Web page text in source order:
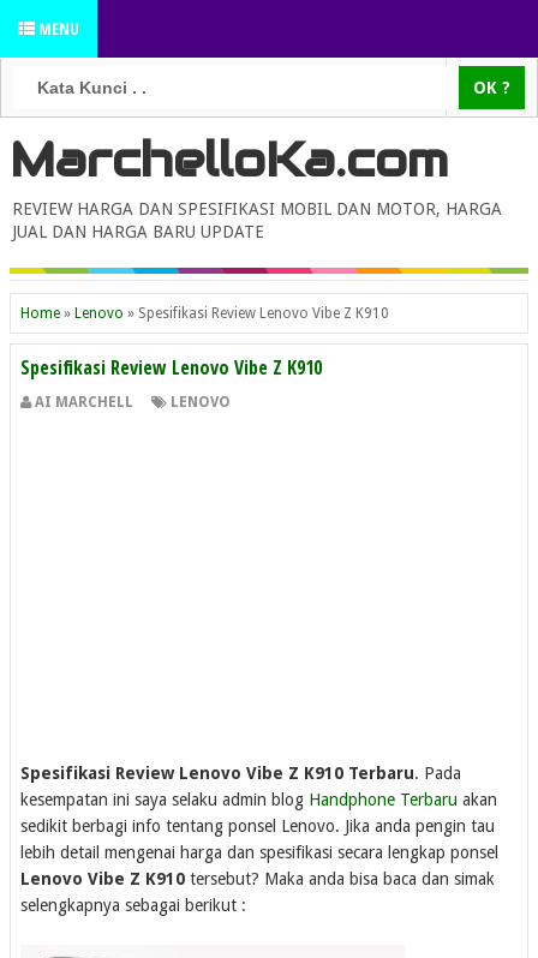
MENU
MarchelloKa.com
REVIEW HARGA DAN SPESIFIKASI MOBIL DAN MOTOR, HARGA
JUAL DAN HARGA BARU UPDATE
Home » Lenovo » Spesifikasi Review Lenovo Vibe Z K910
Spesifikasi Review Lenovo Vibe Z K910
AI MARCHELL LENOVO
Spesifikasi Review Lenovo Vibe Z K910 Terbaru. Pada
kesempatan ini saya selaku admin blog Handphone Terbaru akan
sedikit berbagi info tentang ponsel Lenovo. Jika anda pengin tau
lebih detail mengenai harga dan spesifikasi secara lengkap ponsel
Lenovo Vibe Z K910 tersebut? Maka anda bisa baca dan simak
selengkapnya sebagai berikut :